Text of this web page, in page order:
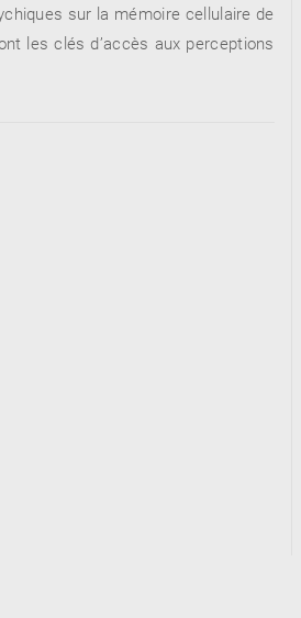
sur la mémoire cellulaire de
les clés d’accès aux perceptions